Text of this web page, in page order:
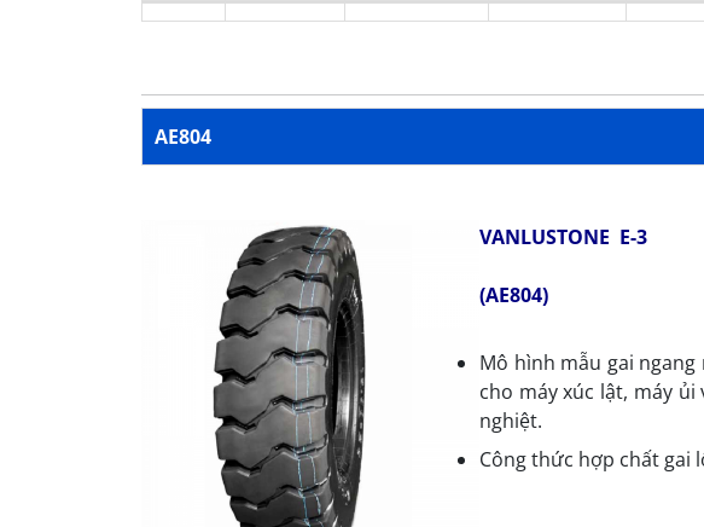
AE804
VANLUSTONE E-3
(AE804)
Mô hình mẫu gai
cho máy xúc lật, máy
nghiệt.
Công thức hợp chất gai